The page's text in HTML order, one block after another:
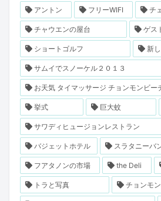
アントン フリーWIFI チ
チャウエンの屋台 ゲス
ショートゴルフ 新
サムイでスノーケル２０１３
お天気 タイマッサージ チョンモンビー
挙式 巨大蚊
サワディヒュージョンレストラン
バジェットホテル スラタニーバ
フアタノンの市場 the Deli
トラと写真 チョンモ